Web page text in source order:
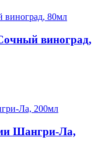
виноград,
Шангри-Ла,